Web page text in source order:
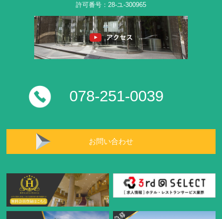
許可番号：28-ユ-300965
078-251-0039
お問い合わせ